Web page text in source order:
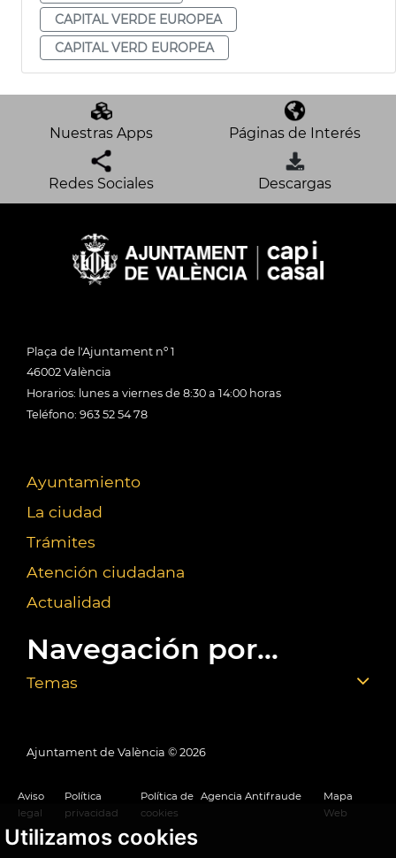
Utilizamos cookies
CAPITAL VERDE EUROPEA
CAPITAL VERD EUROPEA
Nuestras Apps Páginas de Interés
Redes Sociales Descargas
Plaça de l'Ajuntament nº 1
46002 València
Horarios: lunes a viernes de 8:30 a 14:00 horas
Teléfono: 963 52 54 78
Ayuntamiento
La ciudad
Trámites
Atención ciudadana
Actualidad
Navegación por...
Temas
Ajuntament de València © 2026
Aviso
legal
Política
privacidad
Política de
cookies
Agencia Antifraude
Mapa
Web